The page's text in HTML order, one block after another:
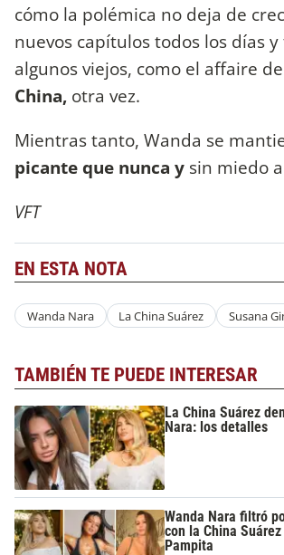
cómo la polémica no deja de
nuevos capítulos todos los días
algunos viejos, como el affaire
China, otra vez.
Mientras tanto, Wanda se
picante que nunca y sin miedo
VFT
EN ESTA NOTA
Wanda Nara La China Suárez Susana
TAMBIÉN TE PUEDE INTERESAR
La China Suárez
Nara: los detalles
Wanda Nara filtró
con la China
Pampita